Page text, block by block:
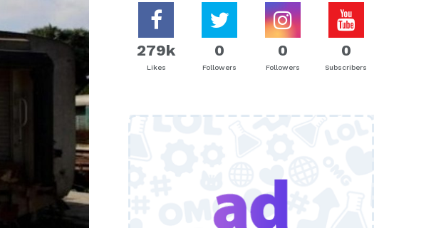
279k
Likes
0
Followers
0
Followers
0
Subscribers